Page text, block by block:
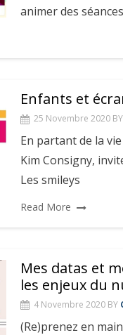
animer des
Enfants et
25 Novembre 2020 BY
En partant de la
Kim Consigny,
Les smileys
Read More
Mes datas et
les enjeux du
4 Novembre 2020 BY
(Re)prenez en